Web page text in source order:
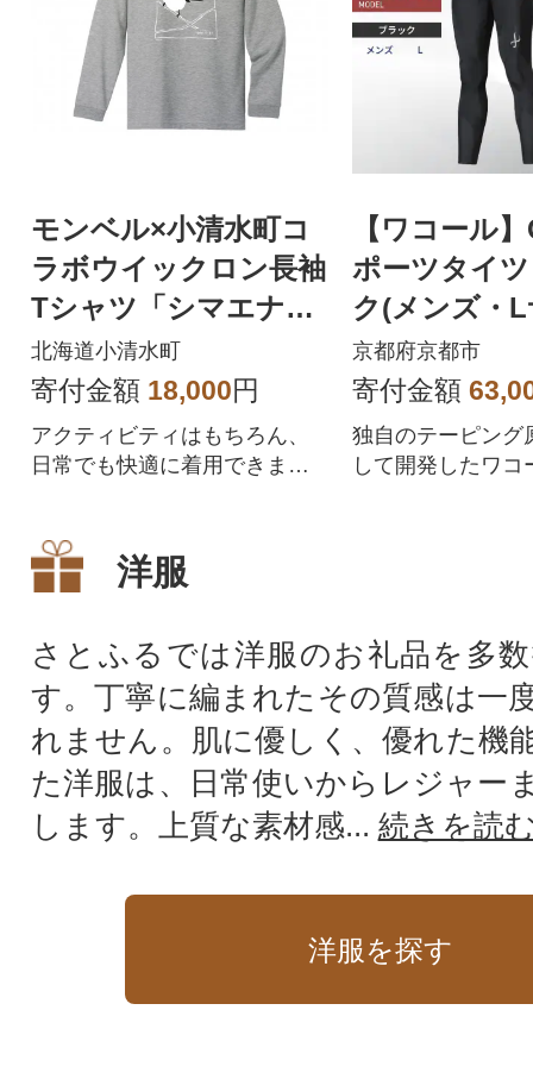
モンベル×小清水町コ
ラボウイックロン長袖
Tシャツ「シマエナ
ガ」 ヘザーチャコー
ル Sサイズ
北海道小清水町
寄付金額 18,000円
アクティビティはもちろん、
日常でも快適に着用できま
【ワコール
ポーツタイ
ク(メンズ・
京都府京都市
寄付金額
独自のテーピング
して開発したワコ
ンニング マラソ
ツ アウトドア 健
お取り寄せ 通販
さと納税 ]
洋服
さとふるでは洋服のお礼品を多
す。丁寧に編まれたその質感は一
れません。肌に優しく、優れた機
た洋服は、日常使いからレジャー
します。上質な素材感... 続きを読
洋服を探す